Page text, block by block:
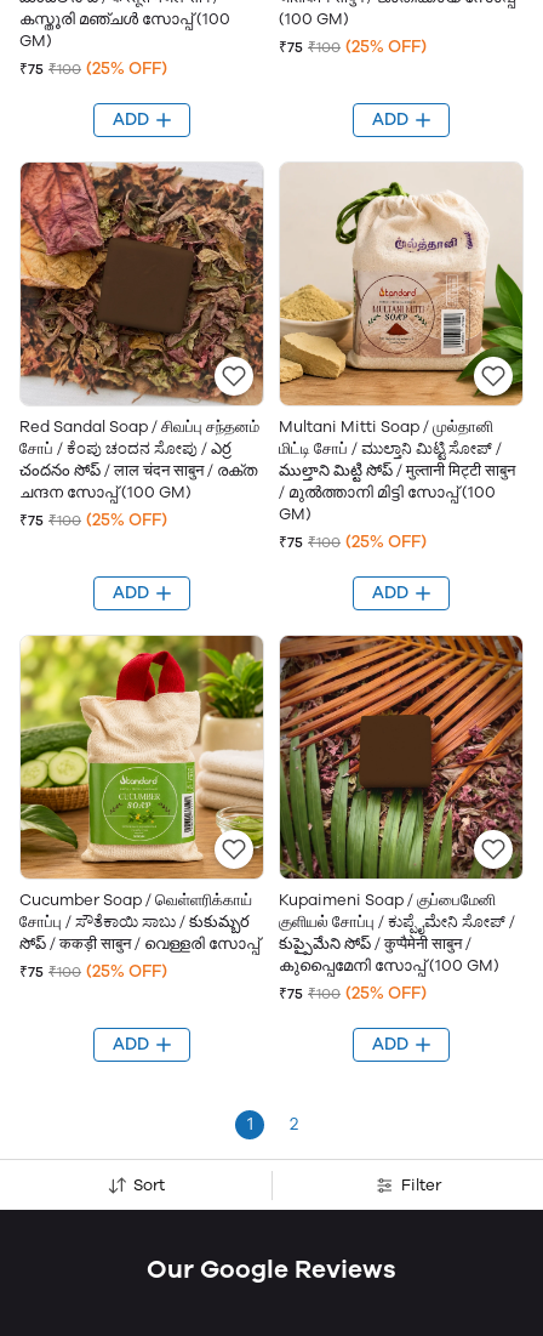
കസ്തൂരി മഞ്ചള്‍ സോപ്പ് (100
GM)
₹75 ₹100 (25% OFF)
ADD
(100 GM)
₹75 ₹100 (25% OFF)
ADD
Red Sandal Soap / சிவப்பு சந்தனம்
சோப் / ಕೆಂಪು ಚಂದನ ಸೋಪು / ఎర్ర
చందనం సోప్ / लाल चंदन साबुन / രക്ത
ചന്ദന സോപ്പ് (100 GM)
₹75 ₹100 (25% OFF)
ADD
Multani Mitti Soap / முல்தானி
மிட்டி சோப் / ಮುಲ್ತಾನಿ ಮಿಟ್ಟಿ ಸೋಪ್ /
ముల్తాని మిట్టి సోప్ / मुल्तानी मिट्टी साबुन
/ മുൽത്താനി മിട്ടി സോപ്പ് (100
GM)
₹75 ₹100 (25% OFF)
ADD
Cucumber Soap / வெள்ளரிக்காய்
சோப்பு / ಸೌತೆಕಾಯಿ ಸಾಬು / కుకుమ్బర
సోప్ / ककड़ी साबुन / വെള്ളരി സോപ്പ്
₹75 ₹100 (25% OFF)
ADD
Kupaimeni Soap / குப்பைமேனி
குளியல் சோப்பு / ಕುಪ್ಪೈಮೇನಿ ಸೋಪ್ /
కుప్పైమేని సోప్ / कुप्पैमेनी साबुन /
കുപ്പൈമേനി സോപ്പ് (100 GM)
₹75 ₹100 (25% OFF)
ADD
1 2
Sort Filter
Our Google Reviews